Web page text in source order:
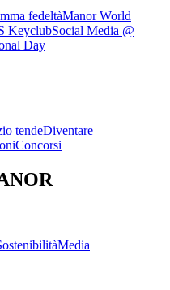
fedeltàManor World
KeyclubSocial Media @
Day
tendeDiventare
Concorsi
Media